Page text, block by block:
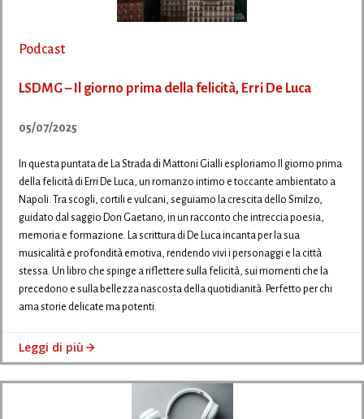
Podcast
LSDMG – Il giorno prima della felicità, Erri De Luca
05/07/2025
In questa puntata de La Strada di Mattoni Gialli esploriamo Il giorno prima
della felicità di Erri De Luca, un romanzo intimo e toccante ambientato a
Napoli. Tra scogli, cortili e vulcani, seguiamo la crescita dello Smilzo,
guidato dal saggio Don Gaetano, in un racconto che intreccia poesia,
memoria e formazione. La scrittura di De Luca incanta per la sua
musicalità e profondità emotiva, rendendo vivi i personaggi e la città
stessa. Un libro che spinge a riflettere sulla felicità, sui momenti che la
precedono e sulla bellezza nascosta della quotidianità. Perfetto per chi
ama storie delicate ma potenti.
Leggi di più